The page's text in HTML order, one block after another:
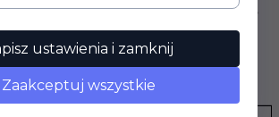
prezent na Imieniny, Urodziny, Rocznicę,
Kobiet, Mikołaja, oraz pod choinkę na
Narodzenia.
ustawienia i zamknij
Zaakceptuj wszystkie